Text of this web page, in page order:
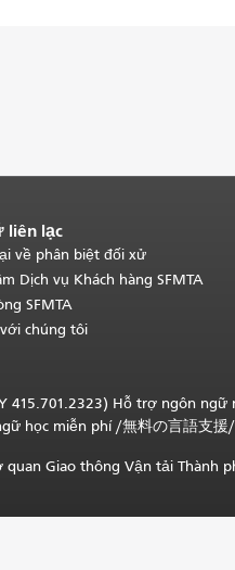
liên lạc
về phân biệt đối xử
Dịch vụ Khách hàng SFMTA
SFMTA
chúng tôi
415.701.2323) Hỗ trợ ngôn
học miễn phí/無料の言語支援/
Giao thông Vận tải Thành